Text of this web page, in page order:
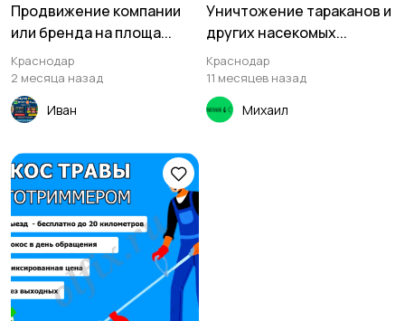
Фото- и видеосъемка
Изготовление на
заказ
Продукты питания
Другое3
Продвижение компании
или бренда на площа...
Краснодар
2 месяца назад
Иван
Уничтожение тараканов и
других насекомых...
Краснодар
11 месяцев назад
Михаил